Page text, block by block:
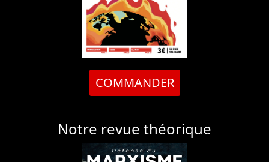
COMMANDER
Notre revue théorique